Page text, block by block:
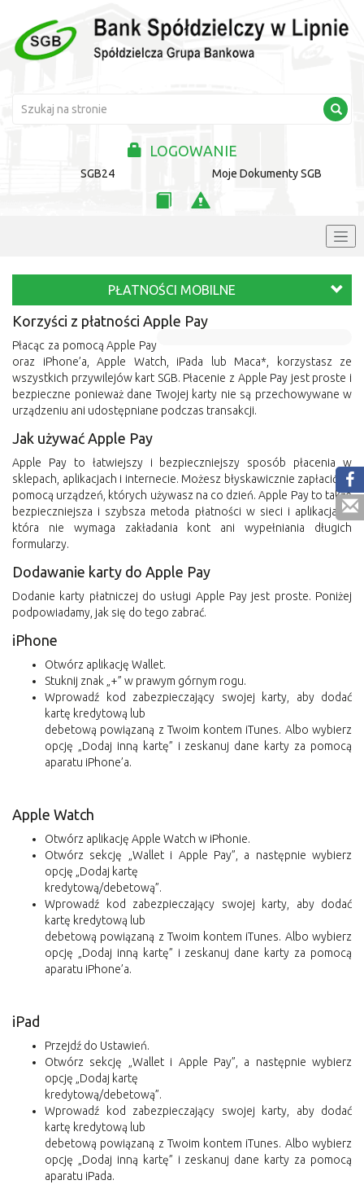
LOGOWANIE
SGB24 Moje Dokumenty SGB
PŁATNOŚCI MOBILNE
Korzyści z płatności Apple Pay
Płacąc za pomocą Apple Pay
oraz iPhone’a, Apple Watch, iPada lub Maca*, korzystasz ze
wszystkich przywilejów kart SGB. Płacenie z Apple Pay jest proste i
bezpieczne ponieważ dane Twojej karty nie są przechowywane w
urządzeniu ani udostępniane podczas transakcji.
Jak używać Apple Pay
Apple Pay to łatwiejszy i bezpieczniejszy sposób płacenia w
sklepach, aplikacjach i internecie. Możesz błyskawicznie zapłacić za
pomocą urządzeń, których używasz na co dzień. Apple Pay to także
bezpieczniejsza i szybsza metoda płatności w sieci i aplikacjach,
która nie wymaga zakładania kont ani wypełniania długich
formularzy.
Dodawanie karty do Apple Pay
Dodanie karty płatniczej do usługi Apple Pay jest proste. Poniżej
podpowiadamy, jak się do tego zabrać.
iPhone
Otwórz aplikację Wallet.
Stuknij znak „+” w prawym górnym rogu.
Wprowadź kod zabezpieczający swojej karty, aby dodać
kartę kredytową lub
debetową powiązaną z Twoim kontem iTunes. Albo wybierz
opcję „Dodaj inną kartę” i zeskanuj dane karty za pomocą
aparatu iPhone’a.
Apple Watch
Otwórz aplikację Apple Watch w iPhonie.
Otwórz sekcję „Wallet i Apple Pay”, a następnie wybierz
opcję „Dodaj kartę
kredytową/debetową”.
Wprowadź kod zabezpieczający swojej karty, aby dodać
kartę kredytową lub
debetową powiązaną z Twoim kontem iTunes. Albo wybierz
opcję „Dodaj inną kartę” i zeskanuj dane karty za pomocą
aparatu iPhone’a.
iPad
Przejdź do Ustawień.
Otwórz sekcję „Wallet i Apple Pay”, a następnie wybierz
opcję „Dodaj kartę
kredytową/debetową”.
Wprowadź kod zabezpieczający swojej karty, aby dodać
kartę kredytową lub
debetową powiązaną z Twoim kontem iTunes. Albo wybierz
opcję „Dodaj inną kartę” i zeskanuj dane karty za pomocą
aparatu iPada.